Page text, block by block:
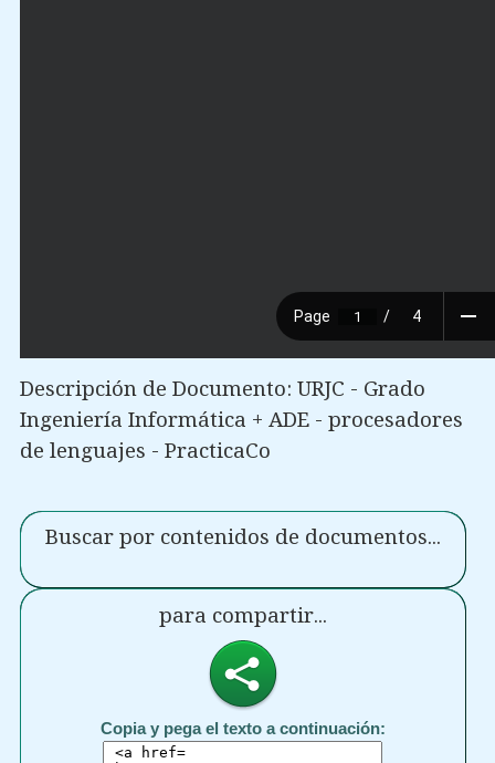
Descripción de Documento: URJC - Grado
Ingeniería Informática + ADE - procesadores
de lenguajes - PracticaCo
Buscar por contenidos de documentos...
para compartir...
Copia y pega el texto a continuación: